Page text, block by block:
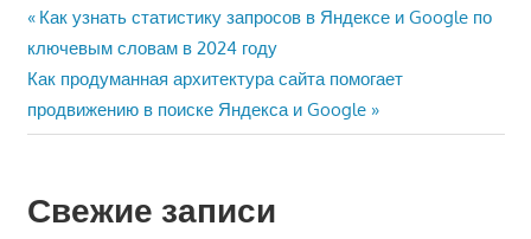
Навигация
по
записям
Предыдущая
запись:
Как узнать статистику запросов в Яндексе и Google по
ключевым словам в 2024 году
Следующая
запись:
Как продуманная архитектура сайта помогает
продвижению в поиске Яндекса и Google
Свежие записи